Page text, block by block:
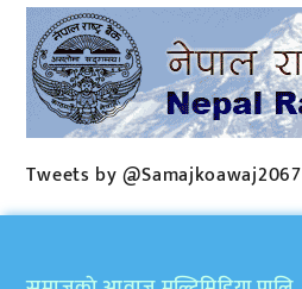
Tweets by @Samajkoawaj2067